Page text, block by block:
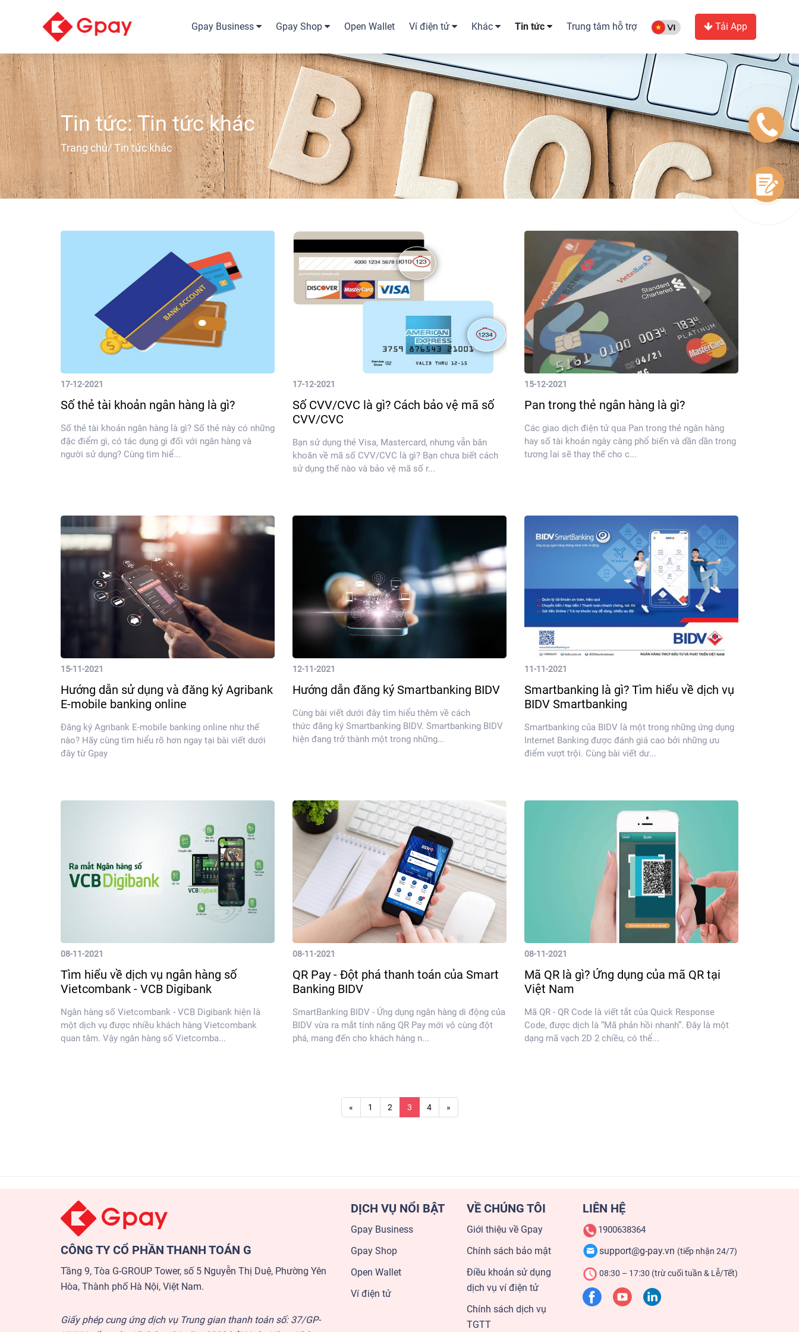
Gpay Business Gpay Shop Open Wallet Ví điện tử Khác Tin tức Trung tâm hỗ trợ Tải App
Tin tức: Tin tức khác
Trang chủ/ Tin tức khác
17-12-2021
Số thẻ tài khoản ngân hàng là gì?
Số thẻ tài khoản ngân hàng là gì? Số thẻ này có những
đặc điểm gì, có tác dụng gì đối với ngân hàng và
người sử dụng? Cùng tìm hiể...
17-12-2021
Số CVV/CVC là gì? Cách bảo vệ mã số
CVV/CVC
Bạn sử dụng thẻ Visa, Mastercard, nhưng vẫn băn
khoăn về mã số CVV/CVC là gì? Bạn chưa biết cách
sử dụng thế nào và bảo vệ mã số r...
15-12-2021
Pan trong thẻ ngân hàng là gì?
Các giao dịch điện tử qua Pan trong thẻ ngân hàng
hay số tài khoản ngày càng phổ biến và dần dần trong
tương lai sẽ thay thế cho c...
15-11-2021
Hướng dẫn sử dụng và đăng ký Agribank
E-mobile banking online
Đăng ký Agribank E-mobile banking online như thế
nào? Hãy cùng tìm hiểu rõ hơn ngay tại bài viết dưới
đây từ Gpay
12-11-2021
Hướng dẫn đăng ký Smartbanking BIDV
Cùng bài viết dưới đây tìm hiểu thêm về cách
thức đăng ký Smartbanking BIDV. Smartbanking BIDV
hiện đang trở thành một trong những...
11-11-2021
Smartbanking là gì? Tìm hiểu về dịch vụ
BIDV Smartbanking
Smartbanking của BIDV là một trong những ứng dụng
Internet Banking được đánh giá cao bởi những ưu
điểm vượt trội. Cùng bài viết dư...
08-11-2021
Tìm hiểu về dịch vụ ngân hàng số
Vietcombank - VCB Digibank
Ngân hàng số Vietcombank - VCB Digibank hiện là
một dịch vụ được nhiều khách hàng Vietcombank
quan tâm. Vậy ngân hàng số Vietcomba...
08-11-2021
QR Pay - Đột phá thanh toán của Smart
Banking BIDV
SmartBanking BIDV - Ứng dụng ngân hàng di động của
BIDV vừa ra mắt tính năng QR Pay mới vô cùng đột
phá, mang đến cho khách hàng n...
08-11-2021
Mã QR là gì? Ứng dụng của mã QR tại
Việt Nam
Mã QR - QR Code là viết tắt của Quick Response
Code, được dịch là “Mã phản hồi nhanh”. Đây là một
dạng mã vạch 2D 2 chiều, có thể...
« 1 2 3 4 »
CÔNG TY CỔ PHẦN THANH TOÁN G
Tầng 9, Tòa G-GROUP Tower, số 5 Nguyễn Thị Duệ, Phường Yên
Hòa, Thành phố Hà Nội, Việt Nam.
Giấy phép cung ứng dịch vụ Trung gian thanh toán số: 37/GP-
DỊCH VỤ NỔI BẬT
Gpay Business
Gpay Shop
Open Wallet
Ví điện tử
VỀ CHÚNG TÔI
Giới thiệu về Gpay
Chính sách bảo mật
Điều khoản sử dụng
dịch vụ ví điện tử
Chính sách dịch vụ
TGTT
LIÊN HỆ
1900638364
support@g-pay.vn (tiếp nhận 24/7)
08:30 – 17:30 (trừ cuối tuần & Lễ/Tết)